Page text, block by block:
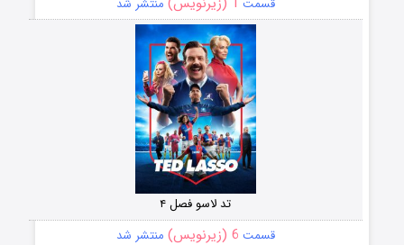
قسمت منتشر شد
تد لاسو فصل ۴
قسمت 6 (زیرنویس) منتشر شد